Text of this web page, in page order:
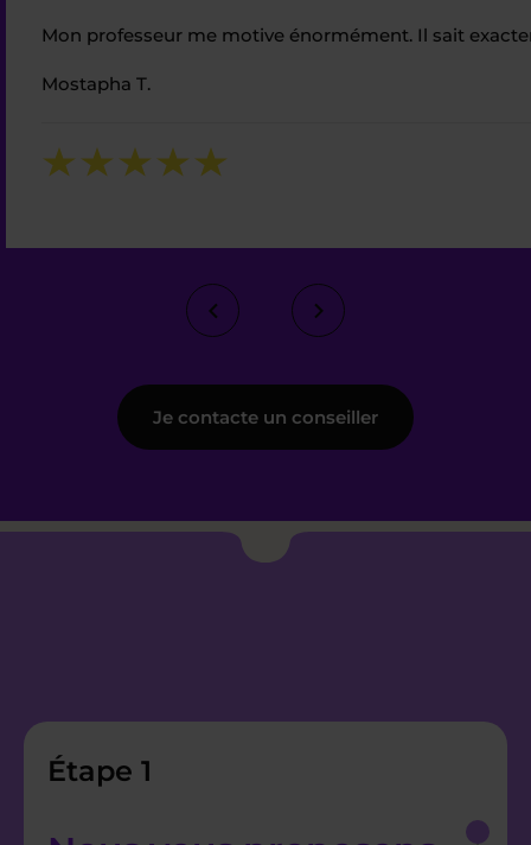
Mon professeur me motive énormément. Il sait
Mostapha T.
Je contacte un conseiller
Étape 1